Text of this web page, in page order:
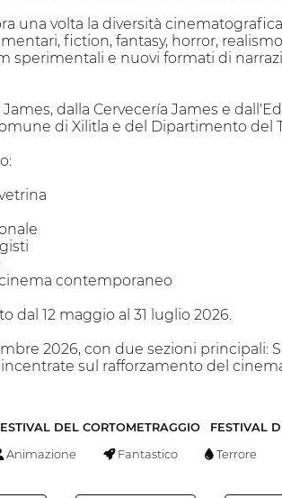
una volta la diversità
fiction, fantasy, horror,
sperimentali e nuovi formati di
James, dalla Cervecería James e
di Xilitla e del Dipartimento del
contemporaneo
dal 12 maggio al 31 luglio 2026.
2026, con due sezioni
sul rafforzamento del
DEL CORTOMETRAGGIO FESTIVAL
Animazione Fantastico Terrore